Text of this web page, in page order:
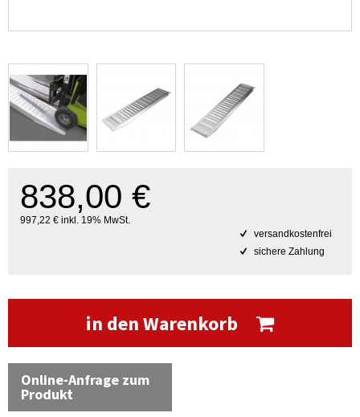
838,00 €
997,22 € inkl. 19% MwSt.
versandkostenfrei
sichere Zahlung
in den Warenkorb
Online-Anfrage zum
Produkt